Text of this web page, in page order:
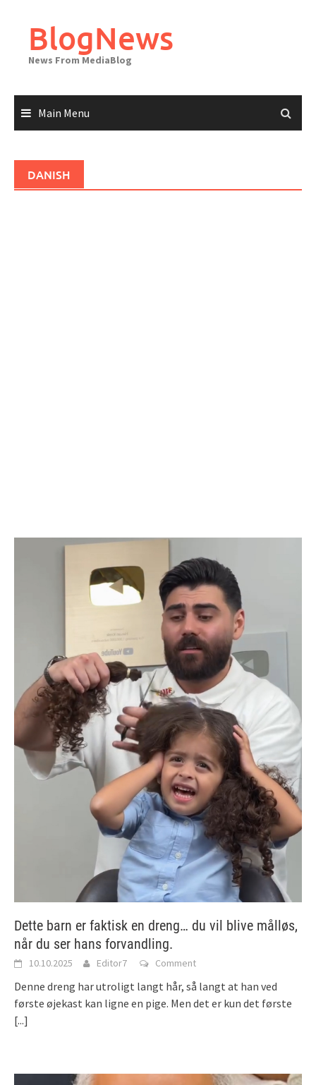
contentBlogNews
News From MediaBlog
Main Menu
DANISH
Dette barn er faktisk en dreng… du vil blive målløs,
når du ser hans forvandling.
10.10.2025 Editor7 Comment
Denne dreng har utroligt langt hår, så langt at han ved
første øjekast kan ligne en pige. Men det er kun det første
[...]